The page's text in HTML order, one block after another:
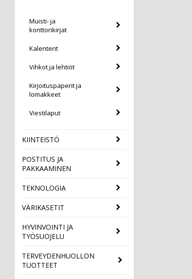
Muisti- ja
konttorikirjat
Kalenterit
Vihkot ja lehtiöt
Kirjoituspaperit ja
lomakkeet
Viestilaput
KIINTEISTÖ
POSTITUS JA
PAKKAAMINEN
TEKNOLOGIA
VÄRIKASETIT
HYVINVOINTI JA
TYÖSUOJELU
TERVEYDENHUOLLON
TUOTTEET